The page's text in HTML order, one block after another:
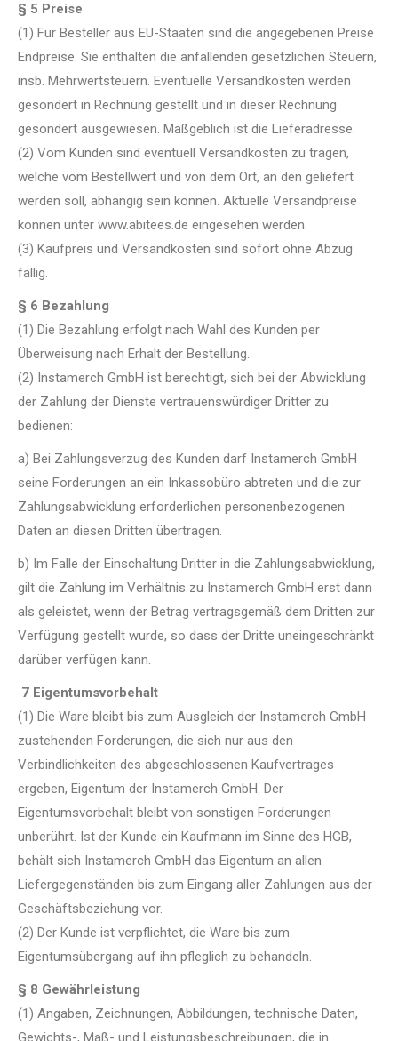
§ 5 Preise
(1) Für Besteller aus EU-Staaten sind die angegebenen Preise
Endpreise. Sie enthalten die anfallenden gesetzlichen Steuern,
insb. Mehrwertsteuern. Eventuelle Versandkosten werden
gesondert in Rechnung gestellt und in dieser Rechnung
gesondert ausgewiesen. Maßgeblich ist die Lieferadresse.
(2) Vom Kunden sind eventuell Versandkosten zu tragen,
welche vom Bestellwert und von dem Ort, an den geliefert
werden soll, abhängig sein können. Aktuelle Versandpreise
können unter www.abitees.de eingesehen werden.
(3) Kaufpreis und Versandkosten sind sofort ohne Abzug
fällig.
§ 6 Bezahlung
(1) Die Bezahlung erfolgt nach Wahl des Kunden per
Überweisung nach Erhalt der Bestellung.
(2) Instamerch GmbH ist berechtigt, sich bei der Abwicklung
der Zahlung der Dienste vertrauenswürdiger Dritter zu
bedienen:
a) Bei Zahlungsverzug des Kunden darf Instamerch GmbH
seine Forderungen an ein Inkassobüro abtreten und die zur
Zahlungsabwicklung erforderlichen personenbezogenen
Daten an diesen Dritten übertragen.
b) Im Falle der Einschaltung Dritter in die Zahlungsabwicklung,
gilt die Zahlung im Verhältnis zu Instamerch GmbH erst dann
als geleistet, wenn der Betrag vertragsgemäß dem Dritten zur
Verfügung gestellt wurde, so dass der Dritte uneingeschränkt
darüber verfügen kann.
7 Eigentumsvorbehalt
(1) Die Ware bleibt bis zum Ausgleich der Instamerch GmbH
zustehenden Forderungen, die sich nur aus den
Verbindlichkeiten des abgeschlossenen Kaufvertrages
ergeben, Eigentum der Instamerch GmbH. Der
Eigentumsvorbehalt bleibt von sonstigen Forderungen
unberührt. Ist der Kunde ein Kaufmann im Sinne des HGB,
behält sich Instamerch GmbH das Eigentum an allen
Liefergegenständen bis zum Eingang aller Zahlungen aus der
Geschäftsbeziehung vor.
(2) Der Kunde ist verpflichtet, die Ware bis zum
Eigentumsübergang auf ihn pfleglich zu behandeln.
§ 8 Gewährleistung
(1) Angaben, Zeichnungen, Abbildungen, technische Daten,
Gewichts-, Maß- und Leistungsbeschreibungen, die in